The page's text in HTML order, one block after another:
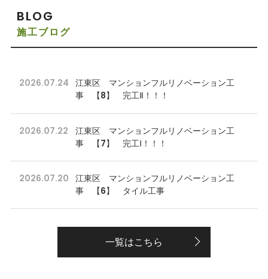
BLOG
施工ブログ
2026.07.24
江東区 マンションフルリノベーション工
事 【8】 完工Ⅱ！！！
2026.07.22
江東区 マンションフルリノベーション工
事 【7】 完工Ⅰ！！！
2026.07.20
江東区 マンションフルリノベーション工
事 【6】 タイル工事
一覧はこちら